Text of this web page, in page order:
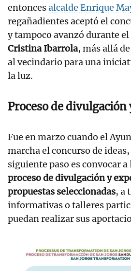
entoncesalcalde Enrique
regañadientes aceptó el
y tampoco avanzó durante
Cristina Ibarrola, más allá
al vecindario para una
la luz.
Proceso de
Fue en marzo cuando el
marcha el concurso de
siguiente paso es convocar
proceso de divulgación y
propuestas seleccionadas, a
informativas o talleres
puedan realizar sus